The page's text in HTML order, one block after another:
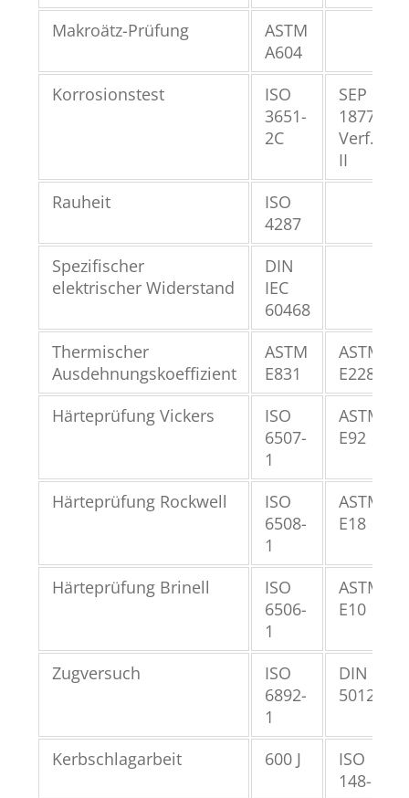
Makroätz-Prüfung
ASTM
A604
Korrosionstest
ISO
3651-
2C
SEP
1877
Verf.
II
Rauheit
ISO
4287
Spezifischer
elektrischer Widerstand
DIN
IEC
60468
Thermischer
Ausdehnungskoeffizient
ASTM
E831
ASTM
E228
Härteprüfung Vickers
ISO
6507-
1
ASTM
E92
Härteprüfung Rockwell
ISO
6508-
1
ASTM
E18
Härteprüfung Brinell
ISO
6506-
1
ASTM
E10
Zugversuch
ISO
6892-
1
DIN
50125
Kerbschlagarbeit 600 J
ISO
148-1